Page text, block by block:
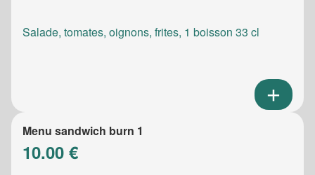
Salade, tomates, oignons, frites, 1 boisson 33 cl
Menu sandwich burn 1
10.00 €